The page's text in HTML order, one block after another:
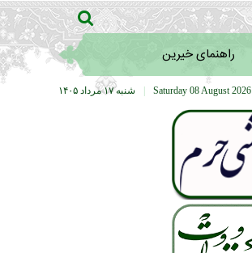
راهنمای خیرین
شنبه ۱۷ مرداد ۱۴۰۵ Saturday 08 August 2026